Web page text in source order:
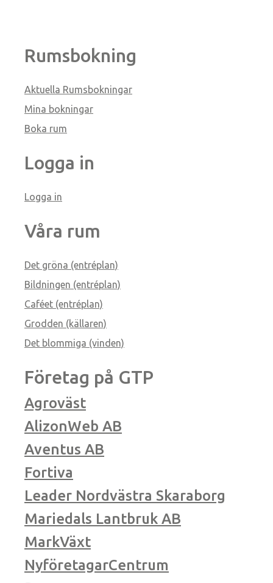
Rumsbokning
Aktuella Rumsbokningar
Mina bokningar
Boka rum
Logga in
Logga in
Våra rum
Det gröna (entréplan)
Bildningen (entréplan)
Caféet (entréplan)
Grodden (källaren)
Det blommiga (vinden)
Företag på GTP
Agroväst
AlizonWeb AB
Aventus AB
Fortiva
Leader Nordvästra Skaraborg
Mariedals Lantbruk AB
MarkVäxt
NyföretagarCentrum